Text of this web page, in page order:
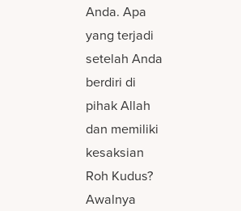
Anda. Apa
yang terjadi
setelah Anda
berdiri di
pihak Allah
dan memiliki
kesaksian
Roh Kudus?
Awalnya